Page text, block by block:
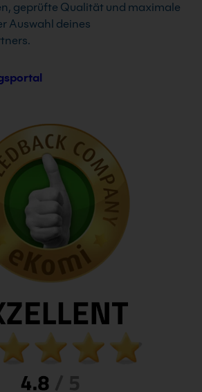
geprüfte Qualität und maximale
Auswahl deines